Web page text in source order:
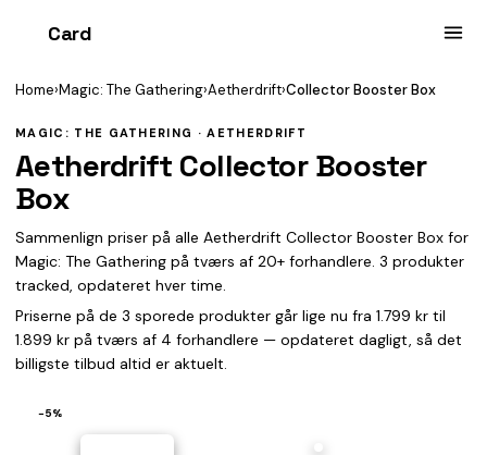
Card
Home›Magic: The Gathering›Aetherdrift›Collector Booster Box
MAGIC: THE GATHERING · AETHERDRIFT
Aetherdrift Collector Booster
Box
Sammenlign priser på alle Aetherdrift Collector Booster Box for
Magic: The Gathering på tværs af 20+ forhandlere. 3 produkter
tracked, opdateret hver time.
Priserne på de 3 sporede produkter går lige nu fra 1.799 kr til
1.899 kr på tværs af 4 forhandlere — opdateret dagligt, så det
billigste tilbud altid er aktuelt.
−5%